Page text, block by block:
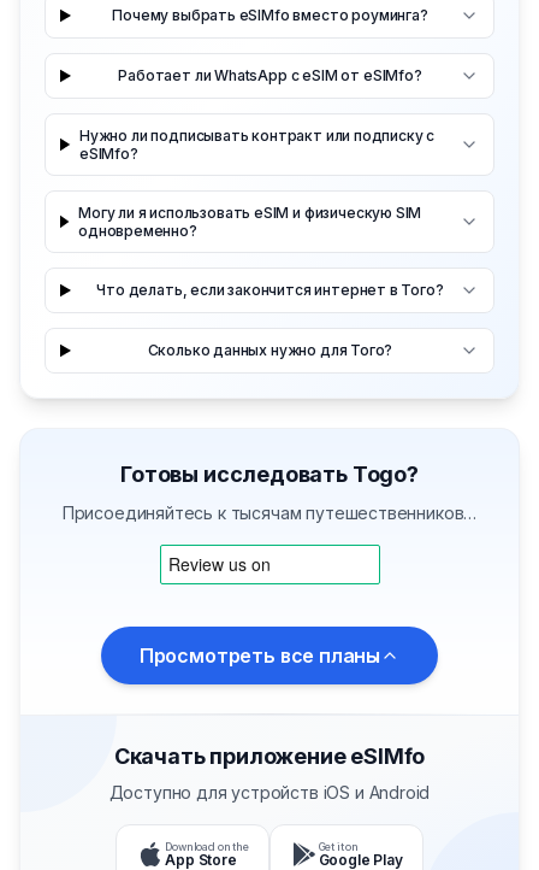
Почему выбрать eSIMfo вместо роуминга?
Работает ли WhatsApp с eSIM от eSIMfo?
Нужно ли подписывать контракт или подписку с
eSIMfo?
Могу ли я использовать eSIM и физическую SIM
одновременно?
Что делать, если закончится интернет в Того?
Сколько данных нужно для Того?
Готовы исследовать Togo?
Присоединяйтесь к тысячам путешественников…
Просмотреть все планы
Скачать приложение eSIMfo
Доступно для устройств iOS и Android
Download on the
App Store
Get it on
Google Play